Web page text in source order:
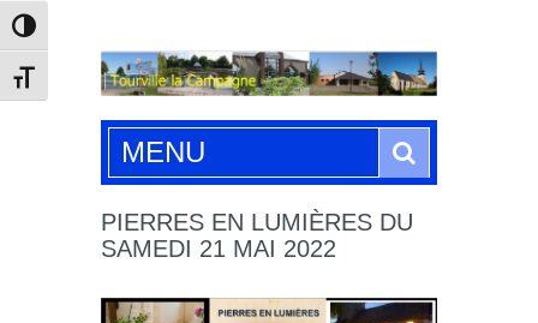
Passer en contraste élevé
Changer la taille de la police
MENU
PIERRES EN LUMIÈRES DU
SAMEDI 21 MAI 2022